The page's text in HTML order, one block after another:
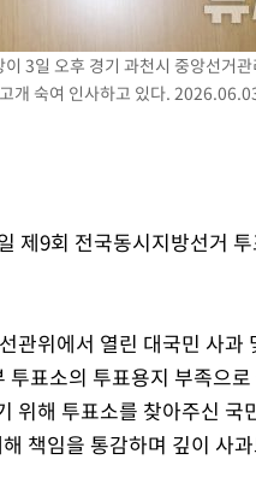
3일 오후 경기 과천시 중앙선거
개 숙여 인사하고 있다.
제9회 전국동시지방선거
관위에서 열린 대국민 사과
표소의 투표용지 부족으
위해 투표소를 찾아주신 국
책임을 통감하며 깊이 사